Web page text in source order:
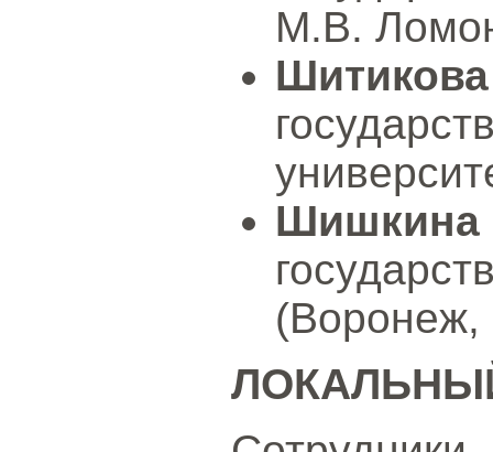
М.В.
(Воронеж,